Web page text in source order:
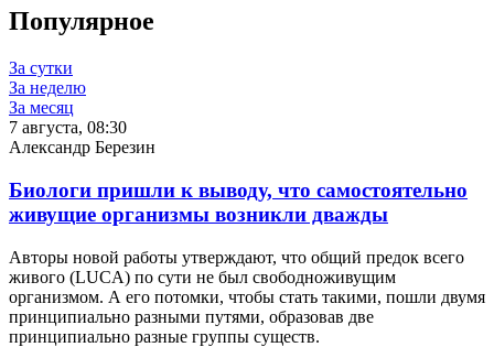
Популярное
За сутки
За неделю
За месяц
7 августа, 08:30
Александр Березин
Биологи пришли к выводу, что самостоятельно
живущие организмы возникли дважды
Авторы новой работы утверждают, что общий предок всего
живого (LUCA) по сути не был свободноживущим
организмом. А его потомки, чтобы стать такими, пошли двумя
принципиально разными путями, образовав две
принципиально разные группы существ.